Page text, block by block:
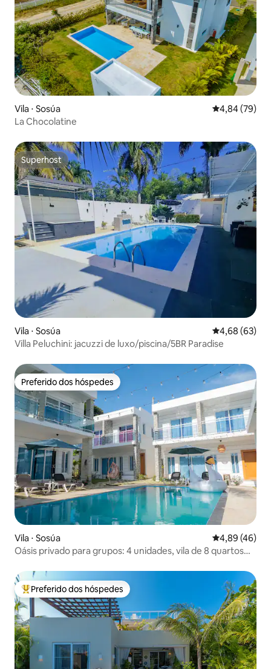
Vila ⋅ Sosúa 4,84 de uma
4,84 (79)
La Chocolatine
Superhost
Superhost
Vila ⋅ Sosúa 4,68 de uma
4,68 (63)
Villa Peluchini: jacuzzi de luxo/piscina/5BR Paradise
Preferido dos hóspedes
Preferido dos hóspedes
Vila ⋅ Sosúa 4,89 de uma
4,89 (46)
Oásis privado para grupos: 4 unidades, vila de 8 quartos
Entre os melhores preferidos dos hóspedes
Preferido dos hóspedes